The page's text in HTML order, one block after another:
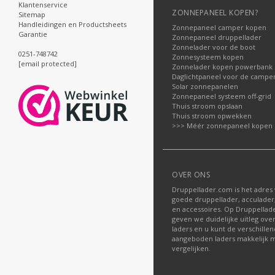
Klantenservice
Sitemap
Handleidingen en Productsheets
Garantie
0251-748742
[email protected]
ZONNEPANEEL KOPEN?
Zonnepaneel camper kopen
Zonnepaneel druppellader
Zonnelader voor de boot
Zonnesysteem kopen
Zonnelader kopen powerbank
Daglichtpaneel voor de
Solar zonnepanelen
Zonnepaneel systeem off-grid
Thuis stroom opslaan
Thuis stroom opwekken
>>> Méér zonnepaneel kopen
OVER ONS
Druppellader.com is het
goede druppellader,
en accessoires. Op
geven we duidelijke uitleg
laders en u kunt de
aangeboden laders makkelijk
vergelijken.